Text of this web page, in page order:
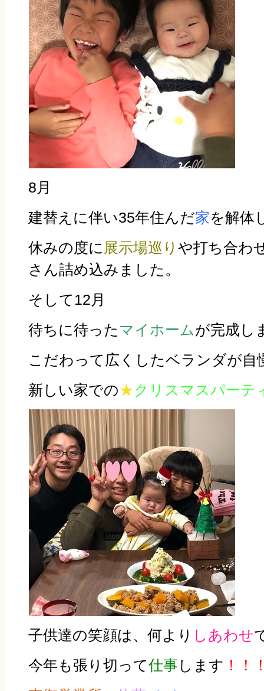
8月
建替えに伴い35年住んだ家を解体
休みの度に 展示場巡りや打ち合わ
さん詰め込みました。
そして12月
待ちに待った マイホームが完成し
こだわって広くしたベランダが自
新しい家での★クリスマスパーテ
子供達の笑顔は、何より しあわせ
今年も張り切って仕事 します ！！